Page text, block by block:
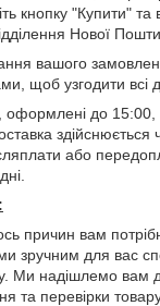
кнопку "Купити" та
Нової
вашого
щоб узгодити всі
до 15:00,
або
причин вам
зручним для вас
Ми надішлемо вам
та перевірки